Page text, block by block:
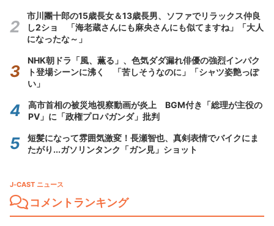
市川團十郎の15歳長女＆13歳長男、ソファでリラックス仲良
し2ショ 「海老蔵さんにも麻央さんにも似てますね」「大人
になったな～」
NHK朝ドラ「風、薫る」、色気ダダ漏れ俳優の強烈インパク
ト登場シーンに沸く 「苦しそうなのに」「シャツ姿艶っぽ
い」
高市首相の被災地視察動画が炎上 BGM付き「総理が主役の
PV」に「政権プロパガンダ」批判
短髪になって雰囲気激変！長瀬智也、真剣表情でバイクにま
たがり...ガソリンタンク「ガン見」ショット
J-CAST ニュース
コメントランキング